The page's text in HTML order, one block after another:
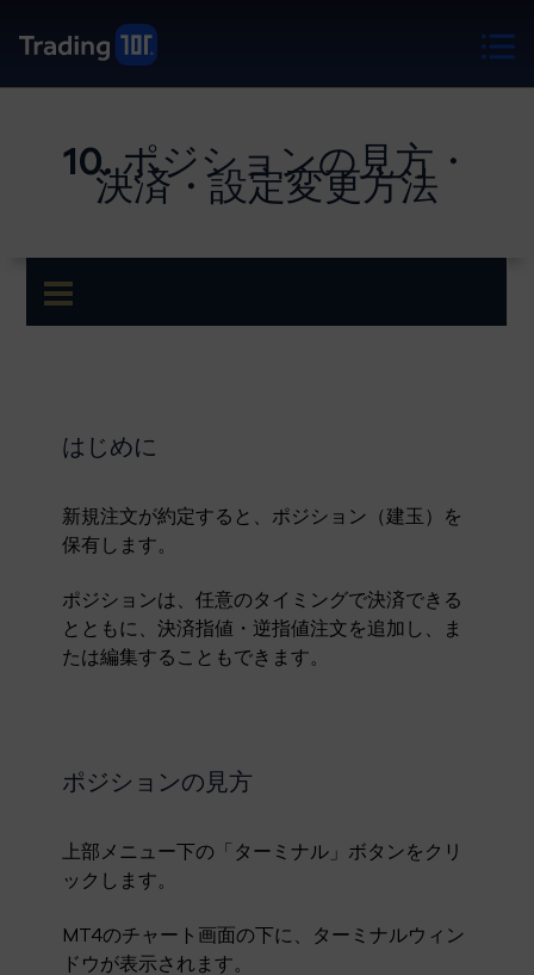
10. ポジションの見方・
決済・設定変更方法
はじめに
新規注文が約定すると、ポジション（建玉）を
保有します。
ポジションは、任意のタイミングで決済できる
とともに、決済指値・逆指値注文を追加し、ま
たは編集することもできます。
ポジションの見方
上部メニュー下の「ターミナル」ボタンをクリ
ックします。
MT4のチャート画面の下に、ターミナルウィン
ドウが表示されます。